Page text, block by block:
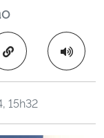
Copiar para área
15h32